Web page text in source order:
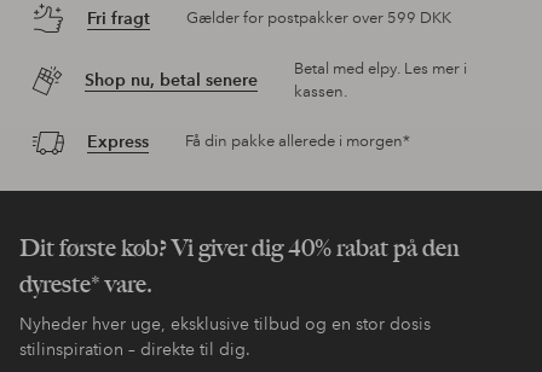
Fri fragt Gælder for postpakker over 599 DKK
Shop nu, betal senere
Betal med elpy. Les mer i
kassen.
Express Få din pakke allerede i morgen*
Dit første køb? Vi giver dig 40% rabat på den
dyreste* vare.
Nyheder hver uge, eksklusive tilbud og en stor dosis
stilinspiration – direkte til dig.